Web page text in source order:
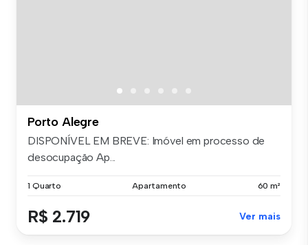
Porto Alegre
DISPONÍVEL EM BREVE: Imóvel em processo de
desocupação Ap...
1 Quarto Apartamento 60 m²
R$ 2.719 Ver mais